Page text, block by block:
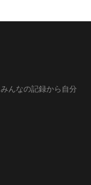
みんなの記録から自分